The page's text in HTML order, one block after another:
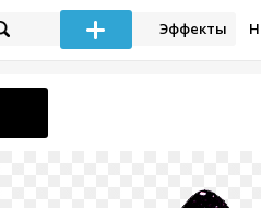
Эффекты